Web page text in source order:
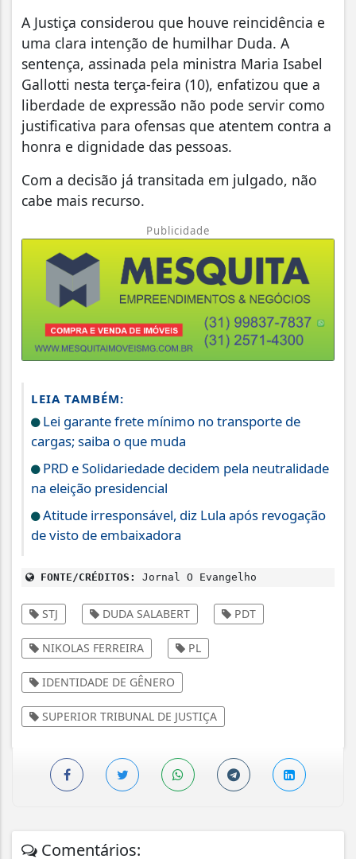
A Justiça considerou que houve reincidência e
uma clara intenção de humilhar Duda. A
sentença, assinada pela ministra Maria Isabel
Gallotti nesta terça-feira (10), enfatizou que a
liberdade de expressão não pode servir como
justificativa para ofensas que atentem contra a
honra e dignidade das pessoas.
Com a decisão já transitada em julgado, não
cabe mais recurso.
Publicidade
LEIA TAMBÉM:
Lei garante frete mínimo no transporte de
cargas; saiba o que muda
PRD e Solidariedade decidem pela neutralidade
na eleição presidencial
Atitude irresponsável, diz Lula após revogação
de visto de embaixadora
FONTE/CRÉDITOS: Jornal O Evangelho
STJ DUDA SALABERT PDT
NIKOLAS FERREIRA PL
IDENTIDADE DE GÊNERO
SUPERIOR TRIBUNAL DE JUSTIÇA
Comentários: